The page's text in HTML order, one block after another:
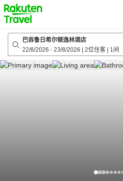
to
top
page
巴吞鲁日希尔顿逸林酒店
22/8/2026 - 23/8/2026 2位住客 1间